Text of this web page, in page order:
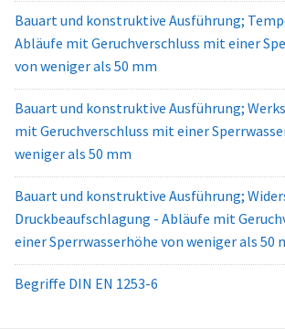
Bauart und konstruktive Ausführung;
Abläufe mit Geruchverschluss mit einer
von weniger als 50 mm
Bauart und konstruktive Ausführung;
mit Geruchverschluss mit einer
weniger als 50 mm
Bauart und konstruktive Ausführung;
Druckbeaufschlagung - Abläufe mit
einer Sperrwasserhöhe von weniger als 50
Begriffe DIN EN 1253-6